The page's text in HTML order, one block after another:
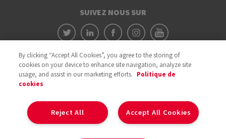
SUIVEZ NOUS SUR
By clicking “Accept All Cookies”, you agree to the storing of
cookies on your device to enhance site navigation, analyze site
usage, and assist in our marketing efforts. Politique de
cookies
Accept All Cookies
Reject All